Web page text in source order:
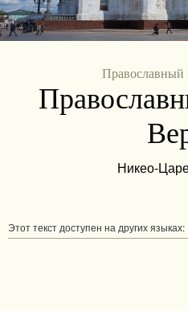
Православный
Никео-
Этот текст доступен на других языках: